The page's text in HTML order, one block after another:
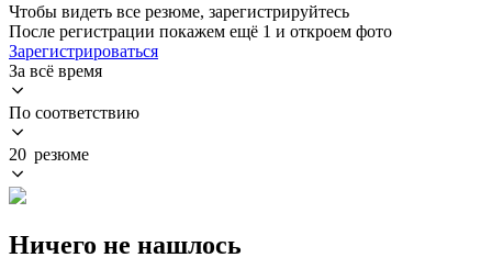
Чтобы видеть все резюме, зарегистрируйтесь
После регистрации покажем ещё 1 и откроем фото
Зарегистрироваться
За всё время
По соответствию
20 резюме
Ничего не нашлось